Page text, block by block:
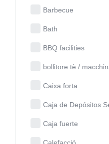
Barbecue
Bath
BBQ facilities
bollitore tè /
Caixa forta
Caja de Depósitos
Caja fuerte